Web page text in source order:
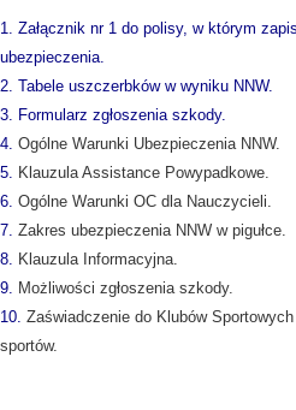
1. Załącznik nr 1 do polisy, w którym
ubezpieczenia.
2. Tabele uszczerbków w wyniku NNW.
3. Formularz zgłoszenia szkody.
4. Ogólne Warunki Ubezpieczenia NNW.
5. Klauzula Assistance Powypadkowe.
6. Ogólne Warunki OC dla Nauczycieli.
7. Zakres ubezpieczenia NNW w pigułce.
8. Klauzula Informacyjna.
9. Możliwości zgłoszenia szkody.
10. Zaświadczenie do Klubów
sportów.